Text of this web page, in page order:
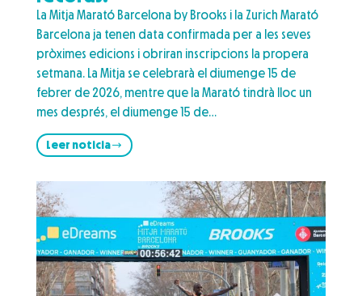
La Mitja Marató Barcelona by Brooks i la Zurich Marató
Barcelona ja tenen data confirmada per a les seves
pròximes edicions i obriran inscripcions la propera
setmana. La Mitja se celebrarà el diumenge 15 de
febrer de 2026, mentre que la Marató tindrà lloc un
mes després, el diumenge 15 de…
Leer noticia